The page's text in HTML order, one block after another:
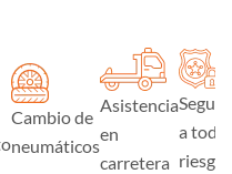
Cambio de
neumáticos
Asistencia
en
carretera
Seguro
a todo
riesgo